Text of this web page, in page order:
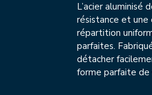
L’acier aluminisé
résistance et une
répartition
parfaites.
détacher
forme parfaite